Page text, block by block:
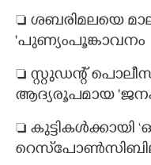
​​​​​​​ ശബരിമലയെ
'പുണ്യംപൂങ്കാവനം
 സ്റ്റുഡന്റ്
ആദ്യരൂപമായ
​​​​​​​ കുട്ടികൾക്കായി